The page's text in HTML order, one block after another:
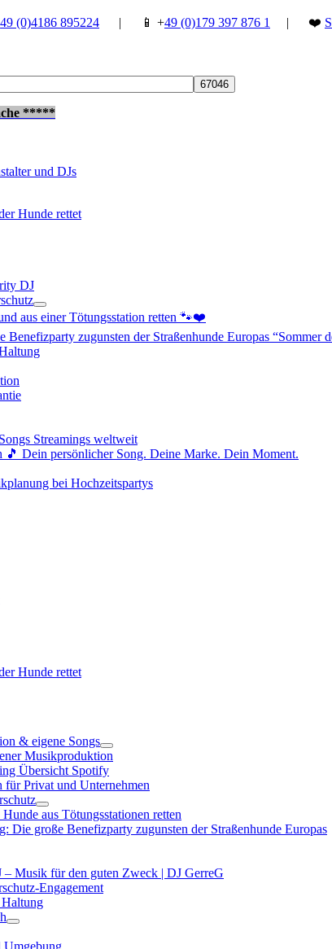
49 (0)4186 895224 | 📱 +49 (0)179 397 876 1 | ❤️
*****
und DJs
DJ
aus einer Tötungsstation retten 🐾❤️
Benefizparty zugunsten der Straßenhunde Europas “Sommer
Streamings weltweit
🎵 Dein persönlicher Song. Deine Marke. Dein Moment.
bei Hochzeitspartys
& eigene Songs
Musikproduktion
Übersicht Spotify
für Privat und Unternehmen
aus Tötungsstationen retten
Die große Benefizparty zugunsten der Straßenhunde Europas
Musik für den guten Zweck | DJ GerreG
Engagement
Umgebung